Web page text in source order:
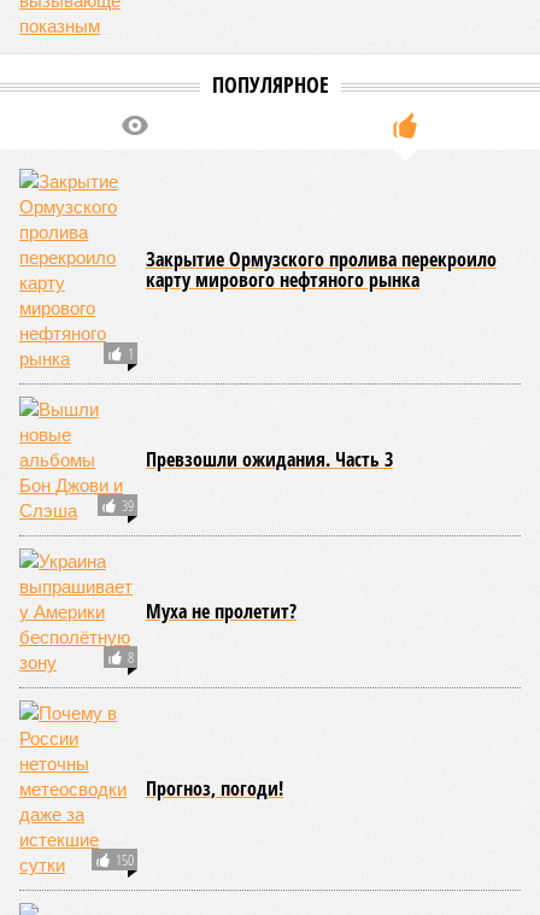
мстим за наших детей. В России нет чужих детей. Кто
не способен отставить в сторону свои мелкие и крупные
задача: вой должен стоять не только и не столько в
Киеве, сколько в Лондоне, Вашингтоне, Берлине, Париже,
Стамбуле. И кое-где ещё, где любят играть в «мирные
планы».
Так-то, в целом, понятно, что происходит, не так ли? Ну а
нам-то с вами – как быть?
Террористов – уничтожать без суда!
«Россия обязана изменить стратегию войны!
Анастасия Кашеварова. –
гибель детей в тылу, мирных – на пляже, спящих – у себя
в домах. Тяжело начинать освободительную войну, но
ещё тяжелее продолжить её, выстоять и победить. Все
заводы в Европе, выпускающие боеприпасы, несущие
смерть для наших детей, – законная цель! Вся логистика
Украины – законная цель! Все заводы Украины – законная
цель! Власти Запада убивают наших детей руками
Украины. Но они воюют не на фронте, а с мирным
населением»
«Особенность теракта на Кудринской состоит в том,
что подрыв был произведён сознательно, в момент,
когда стало ясно, что бомбу сейчас найдут,
публицистЕвгений Норин. –Военных в этот момент
рядом не было. Таким образом, человек, который привёл в
действие бомбу, совершил сознательный подрыв чисто
гражданской цели – охранника, курьера и тех
отдыхающих, кто находился рядом. Гражданских
взорвали сознательно и целенаправленно. Если исходить
из определения, что террористами являются те, кто
намеренно уничтожает гражданских лиц с целью одних –
убить, а остальных – запугать, то на Кудринской